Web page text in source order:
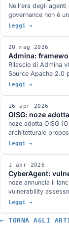
Nell'era degli agenti
governance non è
proprietà by design.
Leggi →
20 mag 2026
Admina:
Rilascio di Admina
Source Apache 2.0
Noferi e
Leggi →
16 apr 2026
OISG: noze
noze adotta OISG
architetturale
governance dei
Leggi →
1 apr 2026
CyberAgent:
noze annuncia il
vulnerability
su invito e su
Leggi →
← TORNA AGLI